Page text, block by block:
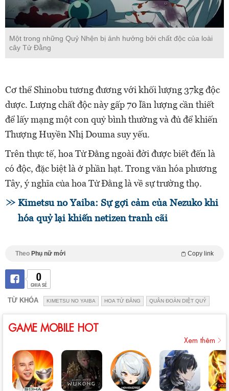
Một trong những Quỷ Nhện bị ảnh hưởng bởi chất độc của loài
cây Tử Đằng
Cơ thể Shinobu tương đương với khối lượng 37kg độc
dược. Lượng chất độc này gấp 70 lần lượng cần thiết
để lấy mạng một con quỷ bình thường và đủ để khiến
Thượng Huyền Nhị Douma suy yếu.
Trên thực tế, hoa Tử Đằng ngoài đời được biết đến là
có độc, đặc biệt là ở phần hạt. Trong văn hóa phương
Tây, ý nghĩa của hoa Tử Đằng là về sự trường thọ.
Kimetsu no Yaiba: Sự gợi cảm của Nezuko khi
hóa quỷ lại khiến netizen tranh cãi
Theo Phụ nữ mới Copy link
0
CHIA SẺ
TỪ KHÓA KIMETSU NO YAIBA HOA TỬ ĐẰNG QUÂN ĐOÀN DIỆT QUỶ
GAME MOBILE HOT
Xem thêm